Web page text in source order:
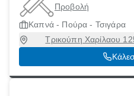
Προβολή
Καπνά - Πούρα - Τσιγάρα
Τρικούπη Χαρίλαου
[Δήμος],